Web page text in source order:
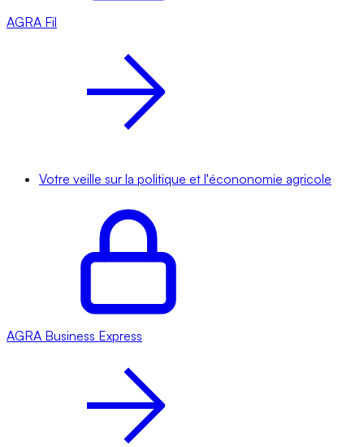
AGRA Fil
Votre veille sur la politique et l'écononomie agricole
AGRA Business Express